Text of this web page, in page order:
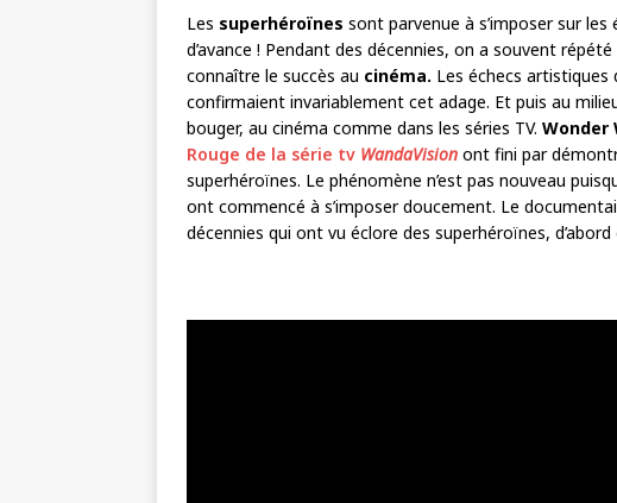
Les superhéroïnes sont parvenue à s’imposer sur les
d’avance ! Pendant des décennies, on a souvent
connaître le succès au cinéma. Les échecs artistiques
confirmaient invariablement cet adage. Et puis au
bouger, au cinéma comme dans les séries TV. Wonder
Rouge de la série tv WandaVision ont fini par
superhéroïnes. Le phénomène n’est pas nouveau
ont commencé à s’imposer doucement. Le
décennies qui ont vu éclore des superhéroïnes,